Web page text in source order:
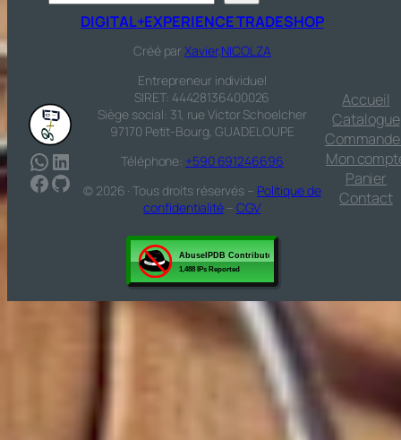
WhatsApp LinkedIn
Facebook GitHub
DIGITAL+EXPERIENCE TRADESHOP
Créé parXavier,NICOLZA
Entrepreneur individuel
SIRET: 44428136400026
Siège social: 31, rue Victor Schoelcher
97170 Petit-Bourg, GUADELOUPE
Téléphone: +590 691246696
© 2026 · Tous droits réservés – Politique de
confidentialité– CGV
Accueil
Catalogue
Mon
Panier
Contact